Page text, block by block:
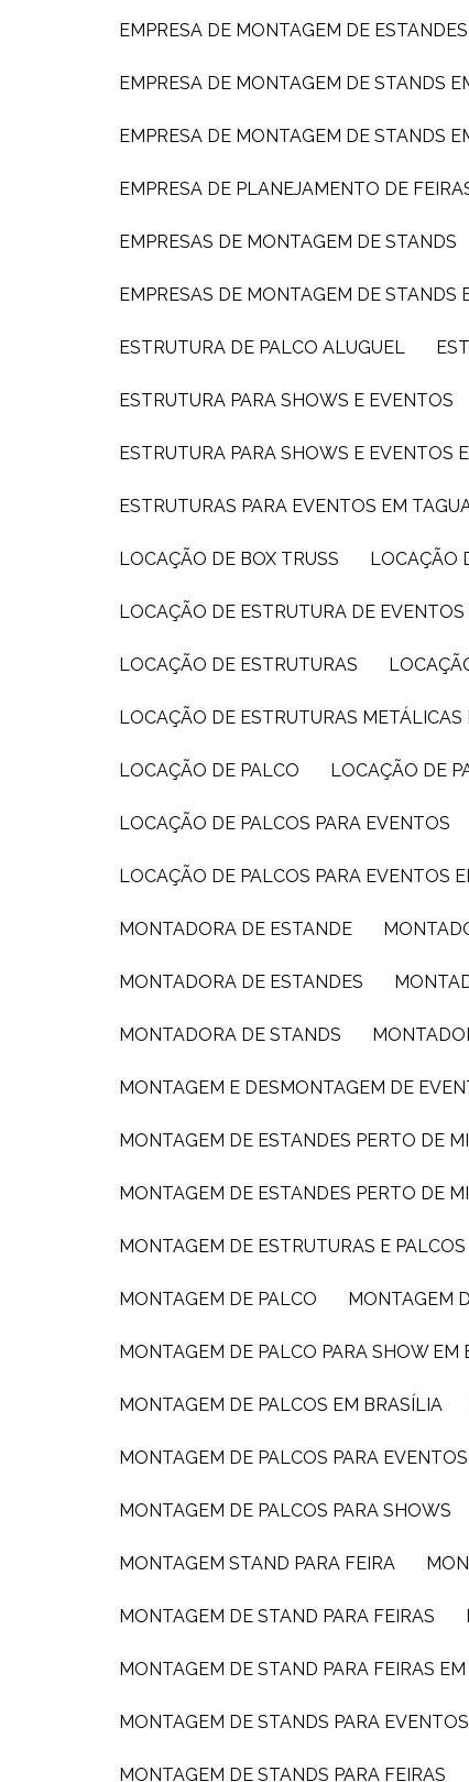
EMPRESA DE MONTAGEM DE ESTANDES
EMPRESA DE MONTAGEM DE STANDS
EMPRESA DE MONTAGEM DE STANDS
EMPRESA DE PLANEJAMENTO DE
EMPRESAS DE MONTAGEM DE STANDS
EMPRESAS DE MONTAGEM DE STANDS
ESTRUTURA DE PALCO ALUGUEL
ESTRUTURA PARA SHOWS E EVENTOS
ESTRUTURA PARA SHOWS E EVENTOS
ESTRUTURAS PARA EVENTOS EM
LOCAÇÃO DE BOX TRUSS LOCAÇÃO
LOCAÇÃO DE ESTRUTURA DE
LOCAÇÃO DE ESTRUTURAS
LOCAÇÃO DE ESTRUTURAS
LOCAÇÃO DE PALCO LOCAÇÃO DE
LOCAÇÃO DE PALCOS PARA EVENTOS
LOCAÇÃO DE PALCOS PARA EVENTOS
MONTADORA DE ESTANDE
MONTADORA DE ESTANDES
MONTADORA DE STANDS
MONTAGEM E DESMONTAGEM DE
MONTAGEM DE ESTANDES PERTO DE
MONTAGEM DE ESTANDES PERTO DE
MONTAGEM DE ESTRUTURAS E PALCOS
MONTAGEM DE PALCO MONTAGEM
MONTAGEM DE PALCO PARA SHOW EM
MONTAGEM DE PALCOS EM BRASÍLIA
MONTAGEM DE PALCOS PARA
MONTAGEM DE PALCOS PARA SHOWS
MONTAGEM STAND PARA FEIRA
MONTAGEM DE STAND PARA FEIRAS
MONTAGEM DE STAND PARA FEIRAS
MONTAGEM DE STANDS PARA
MONTAGEM DE STANDS PARA FEIRAS